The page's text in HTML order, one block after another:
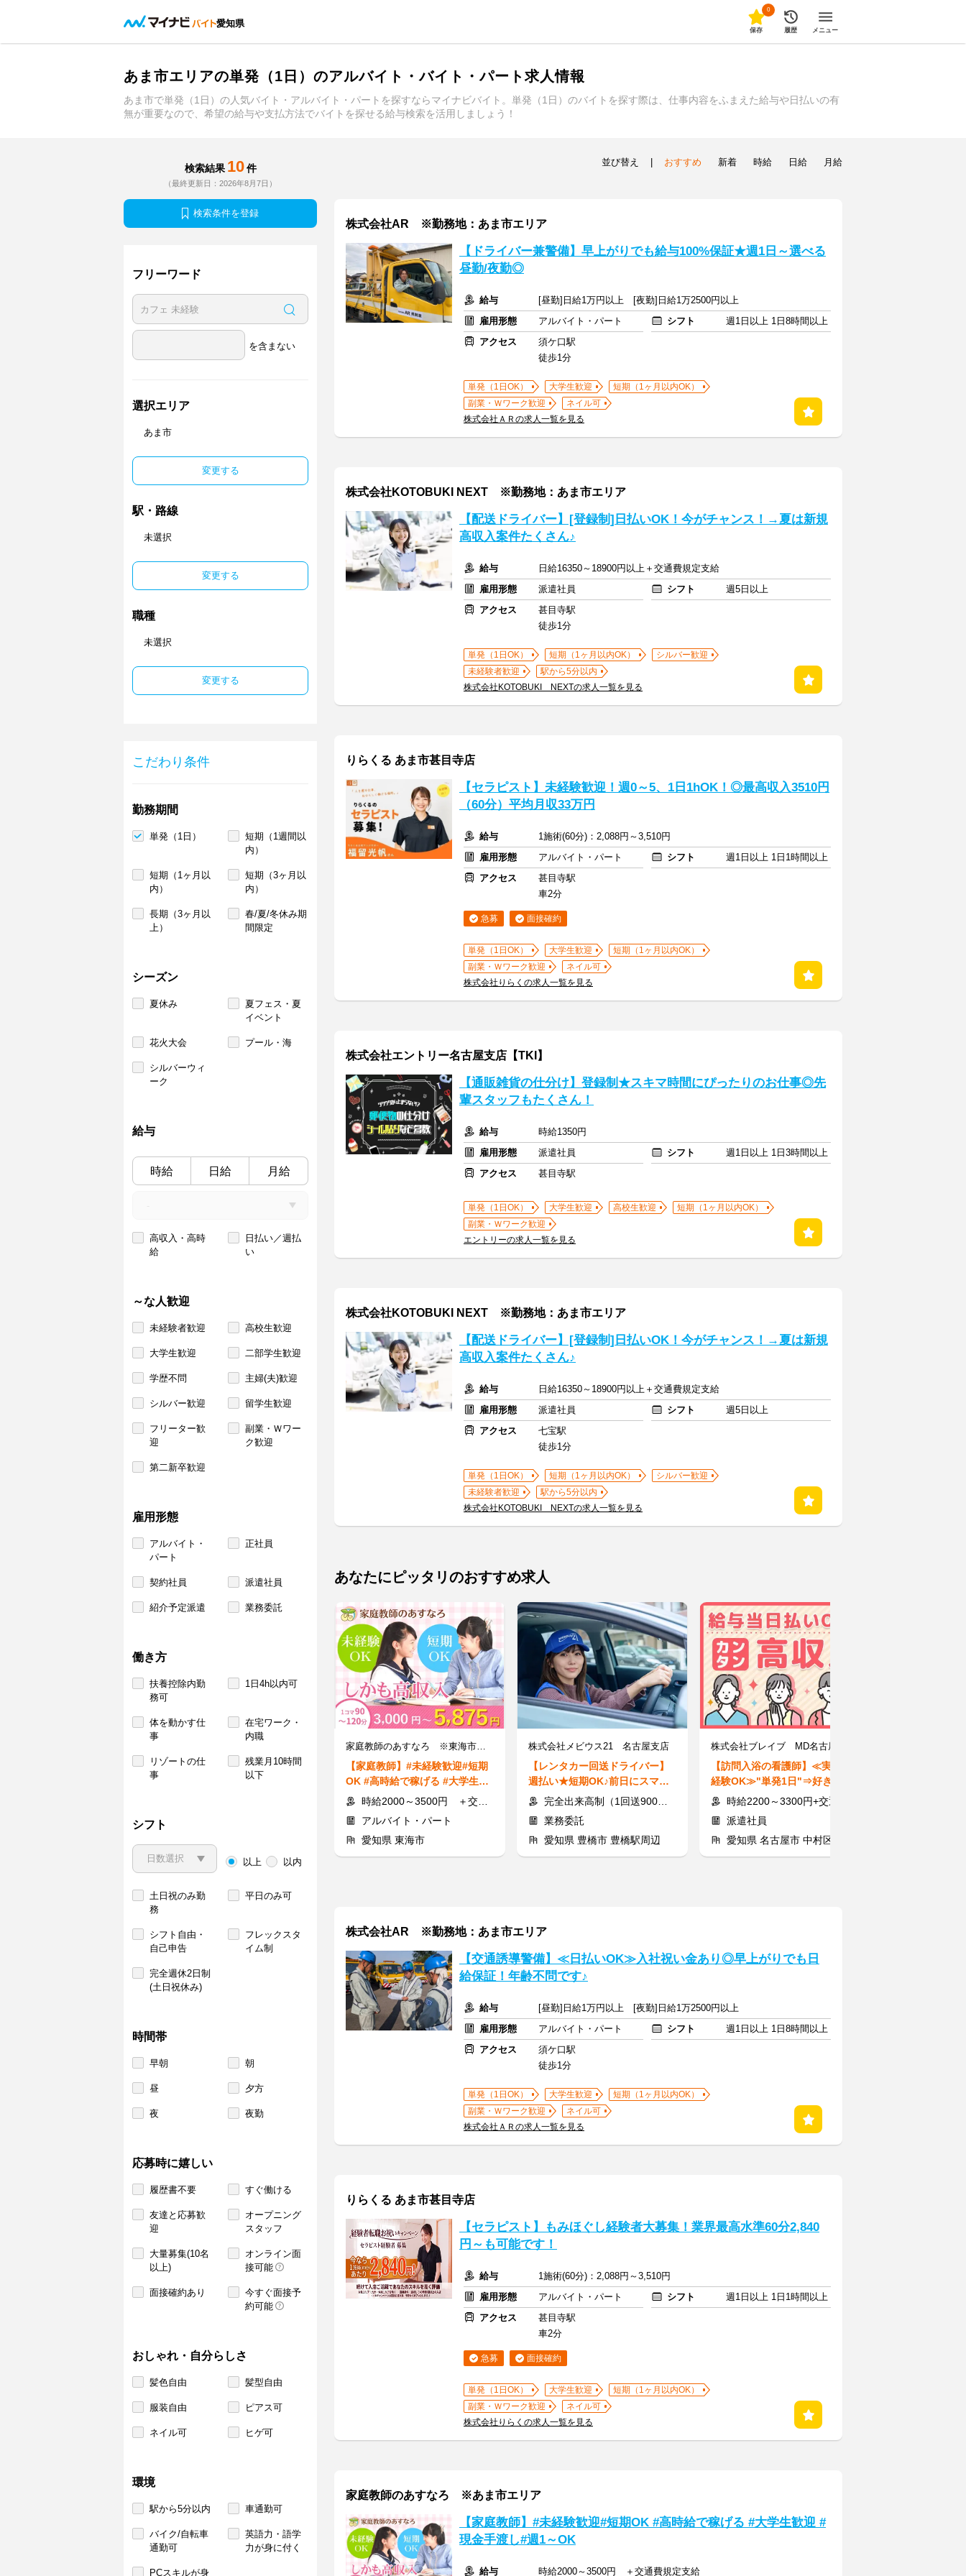
愛知県
0
保存 履歴 メニュー
あま市エリアの単発（1日）のアルバイト・バイト・パート求人情報
あま市で単発（1日）の人気バイト・アルバイト・パートを探すならマイナビバイト。単発（1日）のバイトを探す際は、仕事内容をふまえた給与や日払いの有
無が重要なので、希望の給与や支払方法でバイトを探せる給与検索を活用しましょう！
検索結果 10 件
（最終更新日：2026年8月7日）
検索条件を登録
フリーワード
を含まない
選択エリア
あま市
変更する
駅・路線
未選択
変更する
職種
未選択
変更する
こだわり条件
勤務期間
単発（1日）
短期（1週間以
内）
短期（1ヶ月以
内）
短期（3ヶ月以
内）
長期（3ヶ月以
上）
春/夏/冬休み期
間限定
シーズン
夏休み
夏フェス・夏
イベント
花火大会 プール・海
シルバーウィ
ーク
給与
時給 日給 月給
高収入・高時
給
日払い／週払
い
～な人歓迎
未経験者歓迎 高校生歓迎
大学生歓迎 二部学生歓迎
学歴不問 主婦(夫)歓迎
シルバー歓迎 留学生歓迎
フリーター歓
迎
副業・Ｗワー
ク歓迎
第二新卒歓迎
雇用形態
アルバイト・
パート
正社員
契約社員 派遣社員
紹介予定派遣 業務委託
働き方
扶養控除内勤
務可
1日4h以内可
体を動かす仕
事
在宅ワーク・
内職
リゾートの仕
事
残業月10時間
以下
シフト
以上 以内
土日祝のみ勤
務
平日のみ可
シフト自由・
自己申告
フレックスタ
イム制
完全週休2日制
(土日祝休み)
時間帯
早朝 朝
昼 夕方
夜 夜勤
応募時に嬉しい
履歴書不要 すぐ働ける
友達と応募歓
迎
オープニング
スタッフ
大量募集(10名
以上)
オンライン面
接可能
面接確約あり
今すぐ面接予
約可能
おしゃれ・自分らしさ
髪色自由 髪型自由
服装自由 ピアス可
ネイル可 ヒゲ可
環境
駅から5分以内 車通勤可
バイク/自転車
通勤可
英語力・語学
力が身に付く
PCスキルが身
並び替え おすすめ 新着 時給 日給 月給
株式会社AR ※勤務地：あま市エリア
【ドライバー兼警備】早上がりでも給与100%保証★週1日～選べる
昼勤/夜勤◎
給与
[昼勤]日給1万円以上 [夜勤]日給1万2500円以上
雇用形態
アルバイト・パート シフト
週1日以上 1日8時間以上
アクセス
須ケ口駅
徒歩1分
単発（1日OK） 大学生歓迎
短期（1ヶ月以内OK）
副業・Ｗワーク歓迎
ネイル可
株式会社ＡＲの求人一覧を見る
株式会社KOTOBUKI NEXT ※勤務地：あま市エリア
【配送ドライバー】[登録制]日払いOK！今がチャンス！→夏は新規
高収入案件たくさん♪
給与
日給16350～18900円以上＋交通費規定支給
雇用形態
派遣社員 シフト
週5日以上
アクセス
甚目寺駅
徒歩1分
単発（1日OK） 短期（1ヶ月以内OK）
シルバー歓迎
未経験者歓迎
駅から5分以内
株式会社KOTOBUKI NEXTの求人一覧を見る
りらくる あま市甚目寺店
【セラピスト】未経験歓迎！週0～5、1日1hOK！◎最高収入3510円
（60分）平均月収33万円
給与
1施術(60分)：2,088円～3,510円
雇用形態
アルバイト・パート シフト
週1日以上 1日1時間以上
アクセス
甚目寺駅
車2分
急募 面接確約
単発（1日OK） 大学生歓迎
短期（1ヶ月以内OK）
副業・Ｗワーク歓迎
ネイル可
株式会社りらくの求人一覧を見る
株式会社エントリー名古屋支店【TKI】
【通販雑貨の仕分け】登録制★スキマ時間にぴったりのお仕事◎先
輩スタッフもたくさん！
給与
時給1350円
雇用形態
派遣社員 シフト
週1日以上 1日3時間以上
アクセス
甚目寺駅
単発（1日OK） 大学生歓迎 高校生歓迎
短期（1ヶ月以内OK）
副業・Ｗワーク歓迎
エントリーの求人一覧を見る
株式会社KOTOBUKI NEXT ※勤務地：あま市エリア
【配送ドライバー】[登録制]日払いOK！今がチャンス！→夏は新規
高収入案件たくさん♪
給与
日給16350～18900円以上＋交通費規定支給
雇用形態
派遣社員 シフト
週5日以上
アクセス
七宝駅
徒歩1分
単発（1日OK） 短期（1ヶ月以内OK）
シルバー歓迎
未経験者歓迎
駅から5分以内
株式会社KOTOBUKI NEXTの求人一覧を見る
あなたにピッタリのおすすめ求人
家庭教師のあすなろ ※東海市エリア
【家庭教師】#未経験歓迎#短期
OK #高時給で稼げる #大学生歓
迎 #現金手渡し#週1～OK
時給2000～3500円 ＋交通費規定支給
アルバイト・パート
愛知県 東海市
株式会社メビウス21 名古屋支店
【レンタカー回送ドライバー】
週払い★短期OK♪前日にスマホ
で申請のみ！AT限定OK◎
完全出来高制（1回送900円～+1kmあたり12円～）＋交通費
業務委託
愛知県 豊橋市 豊橋駅周辺
【訪問入浴の看護師】≪実務未
経験OK≫"単発1日"⇒好きな
日・曜日で勤務★給与当日払い
時給2200～3300円+交通費全額
派遣社員
愛知県 名古屋市 中村区
株式会社AR ※勤務地：あま市エリア
【交通誘導警備】≪日払いOK≫入社祝い金あり◎早上がりでも日
給保証！年齢不問です♪
給与
[昼勤]日給1万円以上 [夜勤]日給1万2500円以上
雇用形態
アルバイト・パート シフト
週1日以上 1日8時間以上
アクセス
須ケ口駅
徒歩1分
単発（1日OK） 大学生歓迎
短期（1ヶ月以内OK）
副業・Ｗワーク歓迎
ネイル可
株式会社ＡＲの求人一覧を見る
りらくる あま市甚目寺店
【セラピスト】もみほぐし経験者大募集！業界最高水準60分2,840
円～も可能です！
給与
1施術(60分)：2,088円～3,510円
雇用形態
アルバイト・パート シフト
週1日以上 1日1時間以上
アクセス
甚目寺駅
車2分
急募 面接確約
単発（1日OK） 大学生歓迎
短期（1ヶ月以内OK）
副業・Ｗワーク歓迎
ネイル可
株式会社りらくの求人一覧を見る
家庭教師のあすなろ ※あま市エリア
【家庭教師】#未経験歓迎#短期OK #高時給で稼げる #大学生歓迎 #
現金手渡し#週1～OK
給与 時給2000～3500円 ＋交通費規定支給